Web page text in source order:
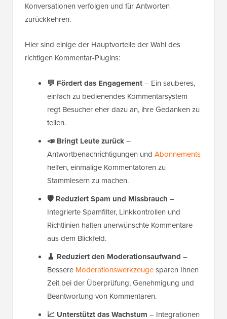
Konversationen verfolgen und für Antworten
zurückkehren.
Hier sind einige der Hauptvorteile der Wahl des
richtigen Kommentar-Plugins:
💬 Fördert das Engagement– Ein sauberes,
einfach zu bedienendes Kommentarsystem
regt Besucher eher dazu an, ihre Gedanken zu
teilen.
📣 Bringt Leute zurück–
Antwortbenachrichtigungen und Abonnements
helfen, einmalige Kommentatoren zu
Stammlesern zu machen.
🛡️ Reduziert Spam und Missbrauch –
Integrierte Spamfilter, Linkkontrollen und
Richtlinien halten unerwünschte Kommentare
aus dem Blickfeld.
🧹 Reduziert den Moderationsaufwand –
Bessere Moderationswerkzeugesparen Ihnen
Zeit bei der Überprüfung, Genehmigung und
Beantwortung von Kommentaren.
📈 Unterstützt das Wachstum – Integrationen